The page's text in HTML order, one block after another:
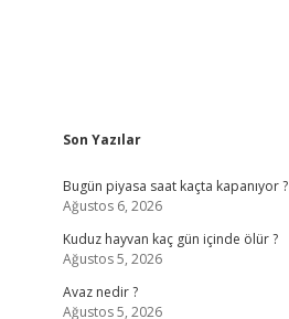
Sidebar
Son Yazılar
Bugün piyasa saat kaçta kapanıyor ?
Ağustos 6, 2026
Kuduz hayvan kaç gün içinde ölür ?
Ağustos 5, 2026
Avaz nedir ?
Ağustos 5, 2026